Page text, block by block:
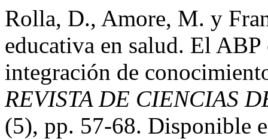
Rolla, D., Amore, M. y
educativa en salud. El
integración de
REVISTA DE CIENCIAS
(5), pp. 57-68. Disponible